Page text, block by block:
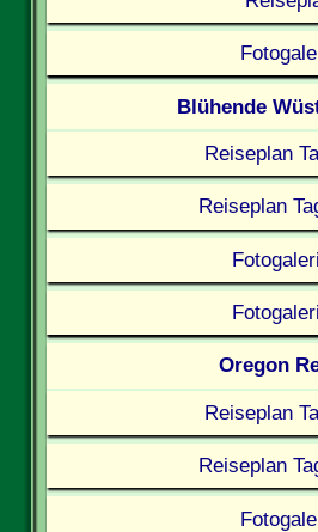
Blühende
Reiseplan
Reiseplan
Oregon
Reiseplan
Reiseplan